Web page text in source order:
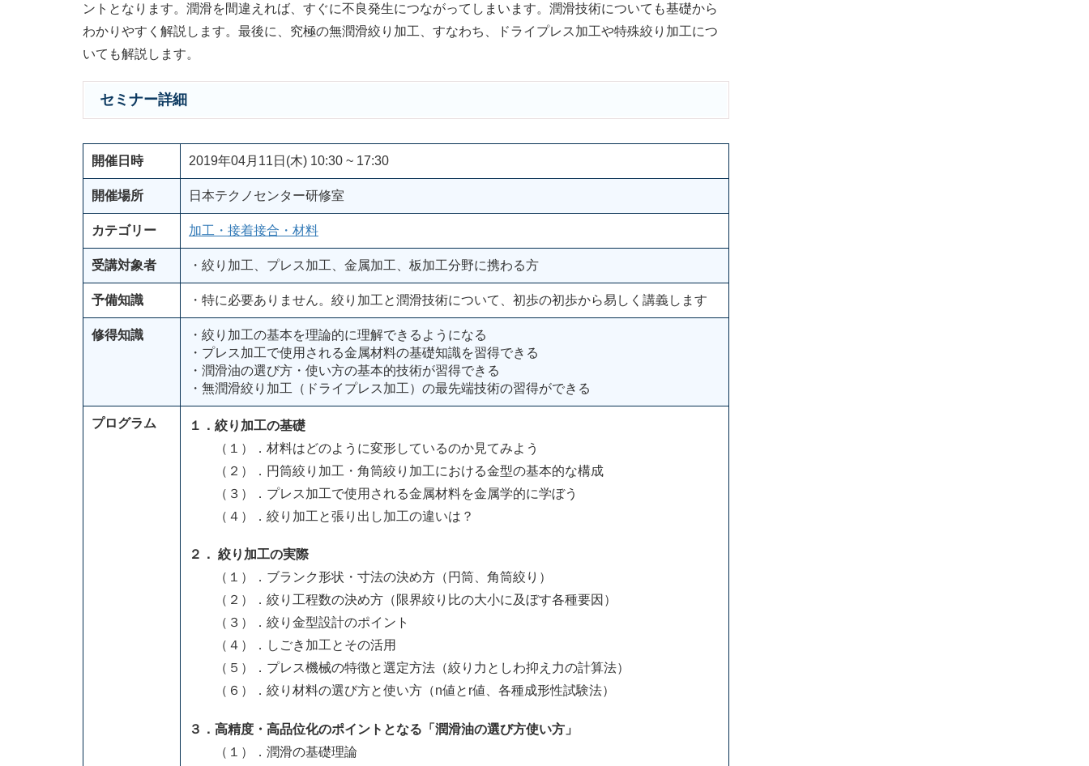
ントとなります。潤滑を間違えれば、すぐに不良発生につながってしまいます。潤滑技術についても基礎から
わかりやすく解説します。最後に、究極の無潤滑絞り加工、すなわち、ドライプレス加工や特殊絞り加工につ
いても解説します。
セミナー詳細
開催日時 2019年04月11日(木) 10:30 ~ 17:30
開催場所 日本テクノセンター研修室
カテゴリー 加工・接着接合・材料
受講対象者 ・絞り加工、プレス加工、金属加工、板加工分野に携わる方
予備知識 ・特に必要ありません。絞り加工と潤滑技術について、初歩の初歩から易しく講義します
修得知識
・絞り加工の基本を理論的に理解できるようになる
・プレス加工で使用される金属材料の基礎知識を習得できる
・潤滑油の選び方・使い方の基本的技術が習得できる
・無潤滑絞り加工（ドライプレス加工）の最先端技術の習得ができる
プログラム
１．絞り加工の基礎
（１）．材料はどのように変形しているのか見てみよう
（２）．円筒絞り加工・角筒絞り加工における金型の基本的な構成
（３）．プレス加工で使用される金属材料を金属学的に学ぼう
（４）．絞り加工と張り出し加工の違いは？
２． 絞り加工の実際
（１）．ブランク形状・寸法の決め方（円筒、角筒絞り）
（２）．絞り工程数の決め方（限界絞り比の大小に及ぼす各種要因）
（３）．絞り金型設計のポイント
（４）．しごき加工とその活用
（５）．プレス機械の特徴と選定方法（絞り力としわ抑え力の計算法）
（６）．絞り材料の選び方と使い方（n値とr値、各種成形性試験法）
３．高精度・高品位化のポイントとなる「潤滑油の選び方使い方」
（１）．潤滑の基礎理論